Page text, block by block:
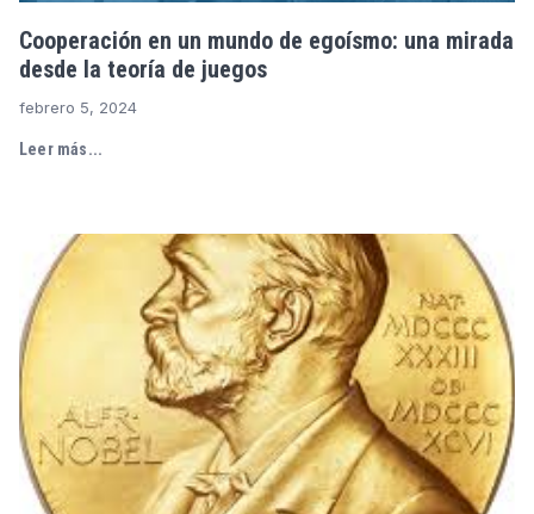
Cooperación en un mundo de egoísmo: una mirada
desde la teoría de juegos
febrero 5, 2024
Leer más...